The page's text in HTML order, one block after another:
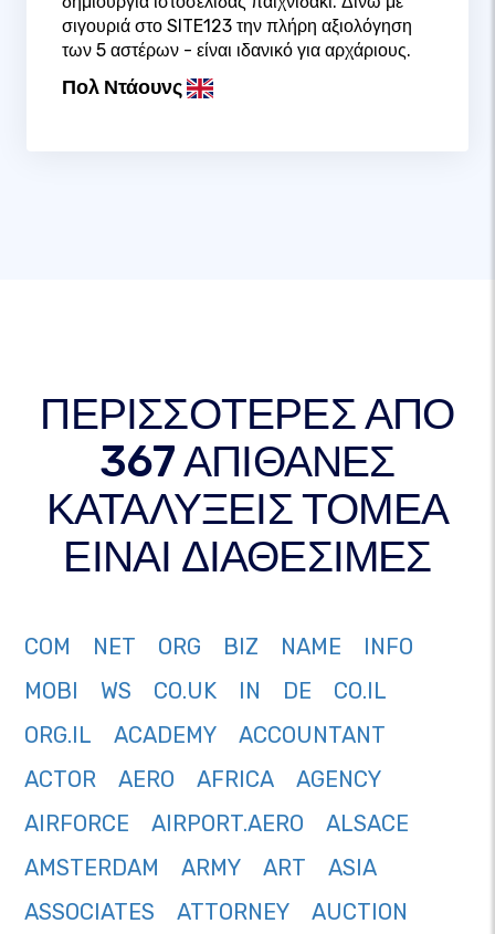
σιγουριά στο SITE123 την πλήρη αξιολόγηση
των 5 αστέρων - είναι ιδανικό για αρχάριους.
Πολ Ντάουνς
ΠΕΡΙΣΣΟΤΕΡΕΣ ΑΠΟ
367 ΑΠΙΘΑΝΕΣ
ΚΑΤΑΛΥΞΕΙΣ ΤΟΜΕΑ
ΕΙΝΑΙ ΔΙΑΘΕΣΙΜΕΣ
COM NET ORG BIZ NAME
INFO
MOBI
WS CO.UK IN DE
CO.IL
ORG.IL
ACADEMY
ACCOUNTANT
ACTOR
AERO AFRICA
AGENCY
AIRFORCE
AIRPORT.AERO
ALSACE
AMSTERDAM
ARMY ART
ASIA
ASSOCIATES
ATTORNEY
AUCTION